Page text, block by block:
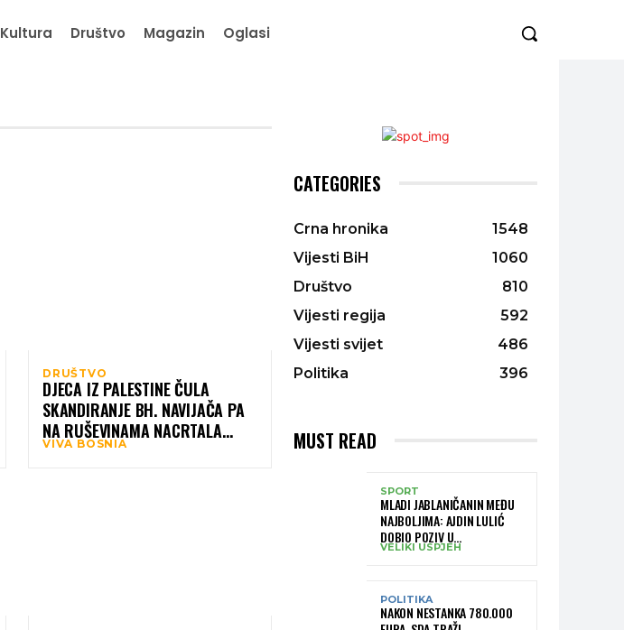
Kultura Društvo Magazin Oglasi
DRUŠTVO
DJECA IZ PALESTINE ČULA
SKANDIRANJE BH. NAVIJAČA PA
NA RUŠEVINAMA NACRTALA
ZASTAVU BIH: “VIVA BOSNIA”
VIVA BOSNIA
CATEGORIES
Crna hronika
1548
Vijesti BiH
1060
Društvo
810
Vijesti regija
592
Vijesti svijet
486
Politika
396
MUST READ
SPORT
MLADI JABLANIČANIN MEĐU
NAJBOLJIMA: AJDIN LULIĆ
DOBIO POZIV U
REPREZENTACIJU BIH –
VELIKI USPJEH
POLITIKA
NAKON NESTANKA 780.000